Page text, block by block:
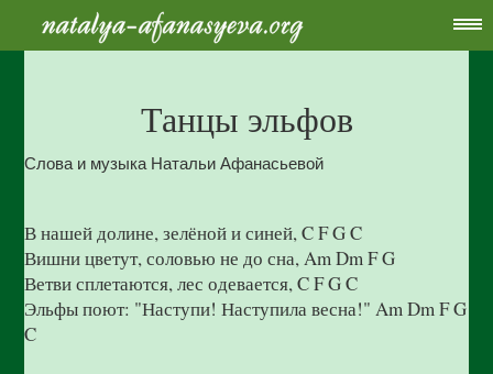
Танцы эльфов
Слова и музыка Натальи Афанасьевой
В нашей долине, зелёной и синей, C F G C
Вишни цветут, соловью не до сна, Am Dm F G
Ветви сплетаются, лес одевается, C F G C
Эльфы поют: "Наступи! Наступила весна!" Am Dm F G
C